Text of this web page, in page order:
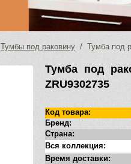
Тумбы под раковину / Тумба под
Тумба под
ZRU9302735
Код товара:
Бренд:
Страна:
Вся коллекция:
Время доставки: